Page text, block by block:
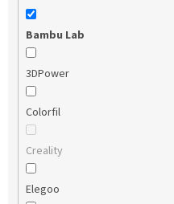
Bambu Lab
3DPower
Colorfil
Creality
Elegoo